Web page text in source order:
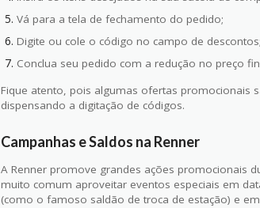
Vá para a tela de fechamento do pedido;
Digite ou cole o código no campo de descontos;
Conclua seu pedido com a redução no preço
Fique atento, pois algumas ofertas promocionais
dispensando a digitação de códigos.
Campanhas e Saldos na Renner
A Renner promove grandes ações promocionais
muito comum aproveitar eventos especiais em
(como o famoso saldão de troca de estação) e